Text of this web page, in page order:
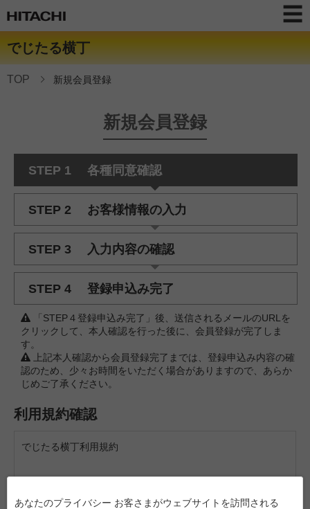
でじたる横丁
TOP 新規会員登録
新規会員登録
STEP 1 各種同意確認
STEP 2 お客様情報の入力
STEP 3 入力内容の確認
STEP 4 登録申込み完了
「STEP４登録申込み完了」後、送信されるメールのURLを
クリックして、本人確認を行った後に、会員登録が完了しま
す。
上記本人確認から会員登録完了までは、登録申込み内容の確
認のため、少々お時間をいただく場合がありますので、あらか
じめご了承ください。
利用規約確認
でじたる横丁利用規約
「本サイト」といいます）は、株式会社日立システムズ（以
あなたのプライバシー お客さまがウェブサイトを訪問される